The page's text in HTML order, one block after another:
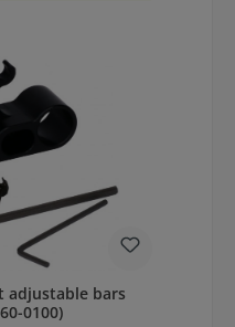
adjustable bars
0100)